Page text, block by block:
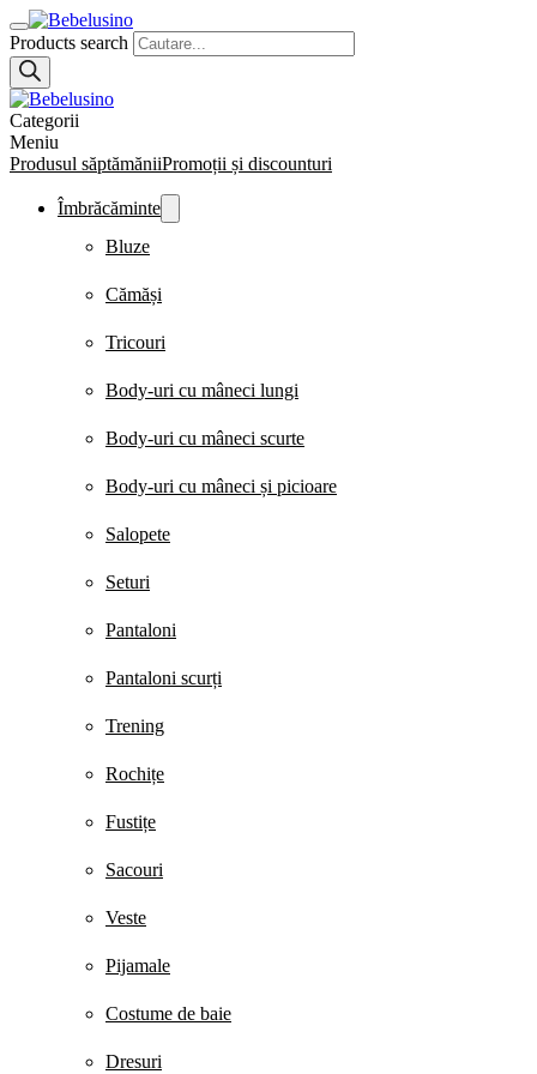
Products search
Categorii
Meniu
Produsul săptămăniiPromoții și discounturi
Îmbrăcăminte
Bluze
Cămăși
Tricouri
Body-uri cu mâneci lungi
Body-uri cu mâneci scurte
Body-uri cu mâneci și picioare
Salopete
Seturi
Pantaloni
Pantaloni scurți
Trening
Rochițe
Fustițe
Sacouri
Veste
Pijamale
Costume de baie
Dresuri